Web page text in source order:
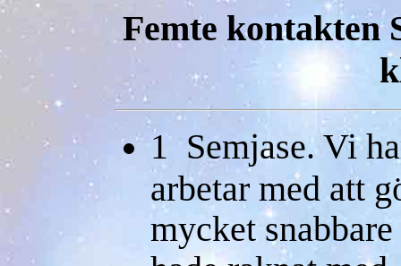
Femte kontakten
1 Semjase. Vi
arbetar med att
mycket